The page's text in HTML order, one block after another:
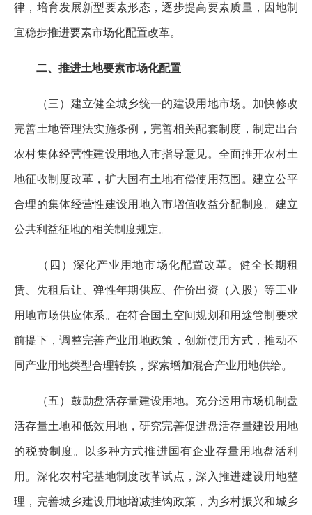
律，培育发展新型要素形态，逐步提高要素质量，因地制
宜稳步推进要素市场化配置改革。
二、推进土地要素市场化配置
（三）建立健全城乡统一的建设用地市场。加快修改
完善土地管理法实施条例，完善相关配套制度，制定出台
农村集体经营性建设用地入市指导意见。全面推开农村土
地征收制度改革，扩大国有土地有偿使用范围。建立公平
合理的集体经营性建设用地入市增值收益分配制度。建立
公共利益征地的相关制度规定。
（四）深化产业用地市场化配置改革。健全长期租
赁、先租后让、弹性年期供应、作价出资（入股）等工业
用地市场供应体系。在符合国土空间规划和用途管制要求
前提下，调整完善产业用地政策，创新使用方式，推动不
同产业用地类型合理转换，探索增加混合产业用地供给。
（五）鼓励盘活存量建设用地。充分运用市场机制盘
活存量土地和低效用地，研究完善促进盘活存量建设用地
的税费制度。以多种方式推进国有企业存量用地盘活利
用。深化农村宅基地制度改革试点，深入推进建设用地整
理，完善城乡建设用地增减挂钩政策，为乡村振兴和城乡